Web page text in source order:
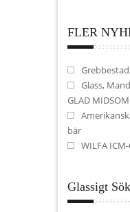
FLER
Grebbestad
Glass,
GLAD
bär
WILFA
Glassigt